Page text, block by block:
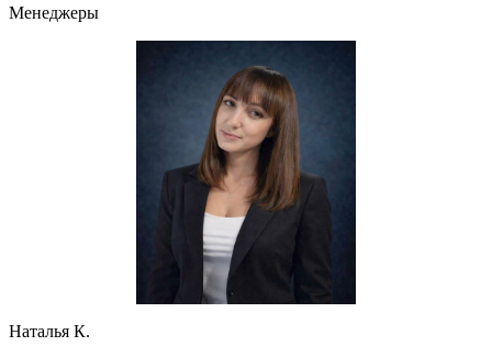
Менеджеры
Наталья К.